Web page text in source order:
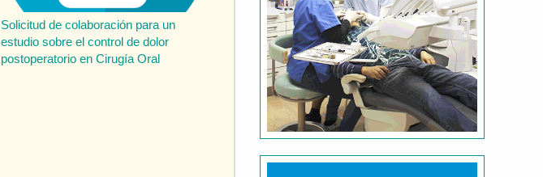
Solicitud de colaboración para un
estudio sobre el control de dolor
postoperatorio en Cirugía Oral